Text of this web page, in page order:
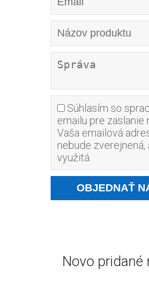
Súhlasím so
emailu pre zaslanie
Vaša emailová
nebude zverejnená,
využitá.
Novo pridané